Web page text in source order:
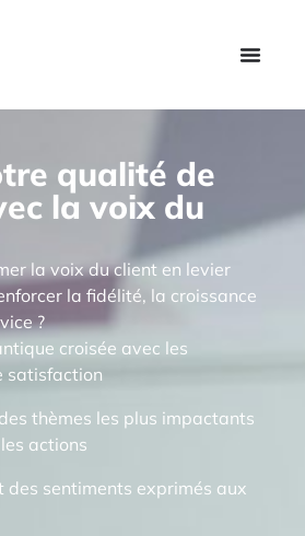
qualité de
la voix du
la voix du client en levier
la fidélité, la croissance
?
croisée avec les
satisfaction
thèmes les plus impactants
actions
des sentiments exprimés aux